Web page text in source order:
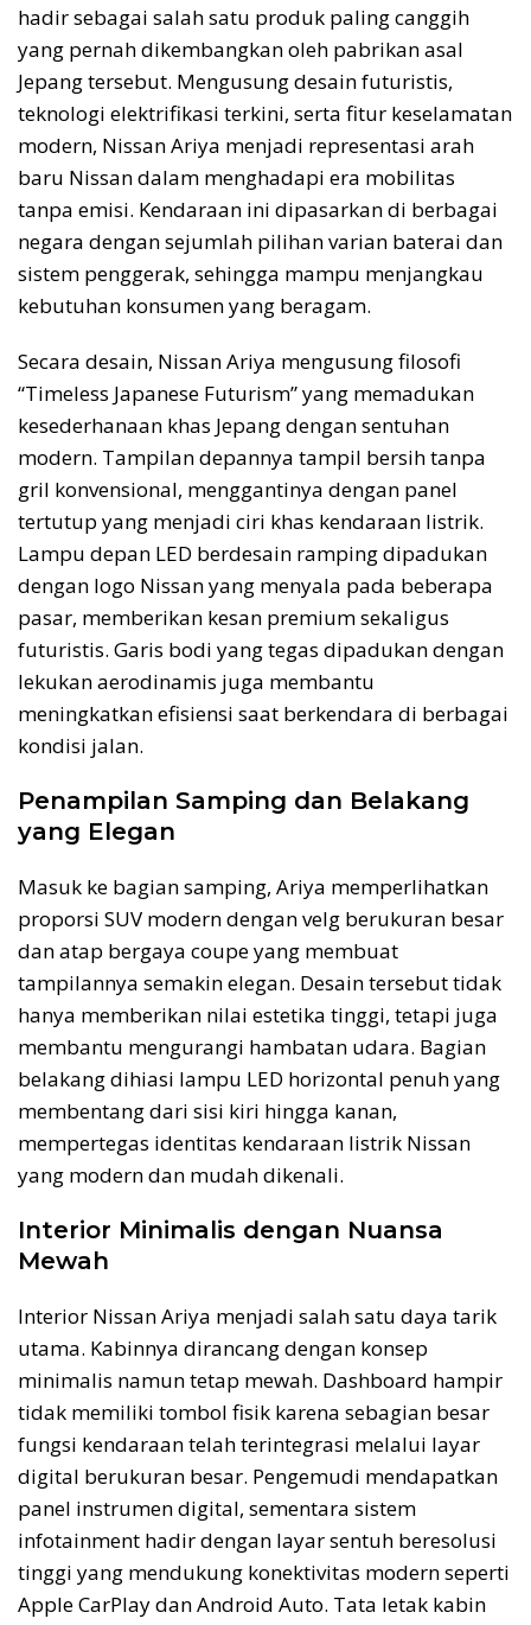
hadir sebagai salah satu produk paling canggih
yang pernah dikembangkan oleh pabrikan asal
Jepang tersebut. Mengusung desain futuristis,
teknologi elektrifikasi terkini, serta fitur keselamatan
modern, Nissan Ariya menjadi representasi arah
baru Nissan dalam menghadapi era mobilitas
tanpa emisi. Kendaraan ini dipasarkan di berbagai
negara dengan sejumlah pilihan varian baterai dan
sistem penggerak, sehingga mampu menjangkau
kebutuhan konsumen yang beragam.
Secara desain, Nissan Ariya mengusung filosofi
“Timeless Japanese Futurism” yang memadukan
kesederhanaan khas Jepang dengan sentuhan
modern. Tampilan depannya tampil bersih tanpa
gril konvensional, menggantinya dengan panel
tertutup yang menjadi ciri khas kendaraan listrik.
Lampu depan LED berdesain ramping dipadukan
dengan logo Nissan yang menyala pada beberapa
pasar, memberikan kesan premium sekaligus
futuristis. Garis bodi yang tegas dipadukan dengan
lekukan aerodinamis juga membantu
meningkatkan efisiensi saat berkendara di berbagai
kondisi jalan.
Penampilan Samping dan Belakang
yang Elegan
Masuk ke bagian samping, Ariya memperlihatkan
proporsi SUV modern dengan velg berukuran besar
dan atap bergaya coupe yang membuat
tampilannya semakin elegan. Desain tersebut tidak
hanya memberikan nilai estetika tinggi, tetapi juga
membantu mengurangi hambatan udara. Bagian
belakang dihiasi lampu LED horizontal penuh yang
membentang dari sisi kiri hingga kanan,
mempertegas identitas kendaraan listrik Nissan
yang modern dan mudah dikenali.
Interior Minimalis dengan Nuansa
Mewah
Interior Nissan Ariya menjadi salah satu daya tarik
utama. Kabinnya dirancang dengan konsep
minimalis namun tetap mewah. Dashboard hampir
tidak memiliki tombol fisik karena sebagian besar
fungsi kendaraan telah terintegrasi melalui layar
digital berukuran besar. Pengemudi mendapatkan
panel instrumen digital, sementara sistem
infotainment hadir dengan layar sentuh beresolusi
tinggi yang mendukung konektivitas modern seperti
Apple CarPlay dan Android Auto. Tata letak kabin